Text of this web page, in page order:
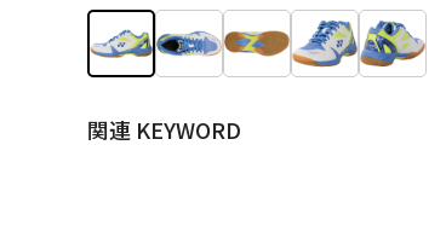
関連 KEYWORD